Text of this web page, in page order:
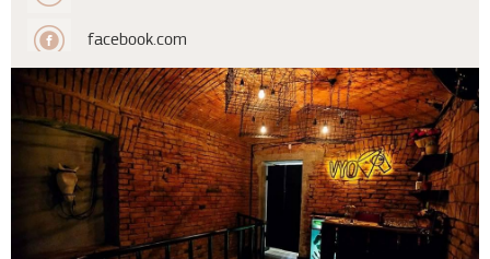
facebook.com